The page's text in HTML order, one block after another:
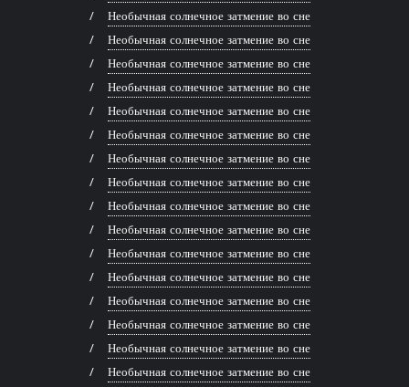
Необычная солнечное затмение во сне
Необычная солнечное затмение во сне
Необычная солнечное затмение во сне
Необычная солнечное затмение во сне
Необычная солнечное затмение во сне
Необычная солнечное затмение во сне
Необычная солнечное затмение во сне
Необычная солнечное затмение во сне
Необычная солнечное затмение во сне
Необычная солнечное затмение во сне
Необычная солнечное затмение во сне
Необычная солнечное затмение во сне
Необычная солнечное затмение во сне
Необычная солнечное затмение во сне
Необычная солнечное затмение во сне
Необычная солнечное затмение во сне